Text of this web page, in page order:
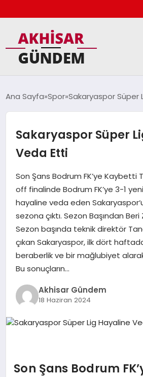
DÜNYA
EKONOMI
TEKNOLOJI
YAŞAM
Ana Sayfa Spor Sakaryaspor Süper
Sakaryaspor Süper
Veda Etti
Son Şans Bodrum FK’ye Kaybetti
off finalinde Bodrum FK’ye 3-1
hayaline veda eden
sezona çıktı. Sezon Başından
Sezon başında teknik direktör
çıkan Sakaryaspor, ilk dört
beraberlik ve bir mağlubiyet
Bu sonuçların…
Akhisar Gündem
18 Haziran 2024
Son Şans Bodrum